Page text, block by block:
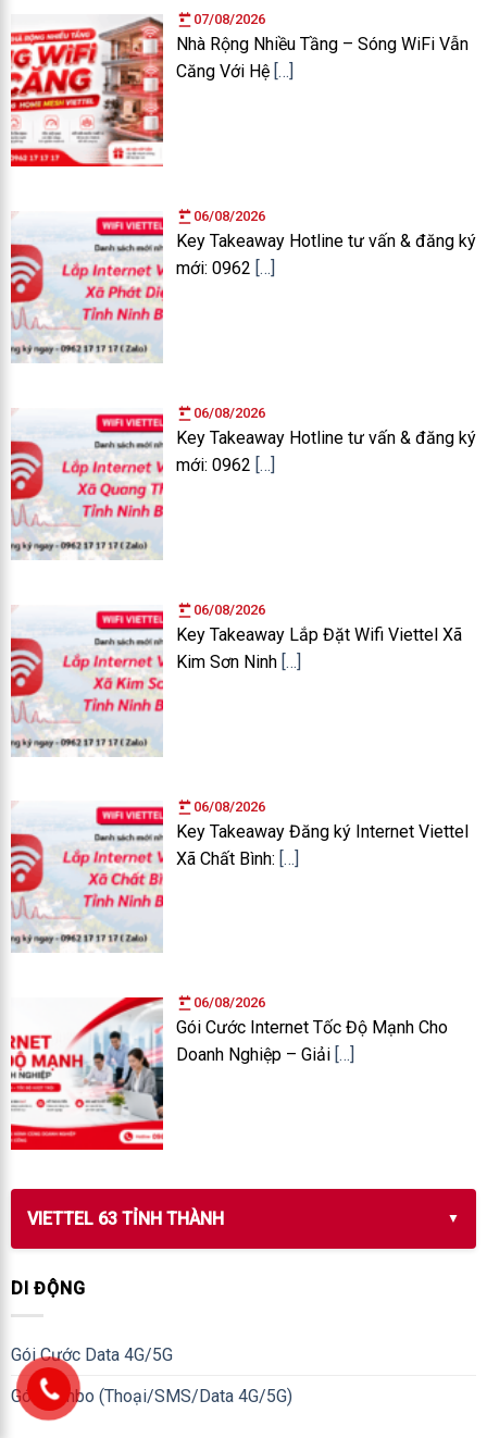
07/08/2026
Nhà Rộng Nhiều Tầng – Sóng WiFi Vẫn
Căng Với Hệ […]
06/08/2026
Key Takeaway Hotline tư vấn & đăng ký
mới: 0962 […]
06/08/2026
Key Takeaway Hotline tư vấn & đăng ký
mới: 0962 […]
06/08/2026
Key Takeaway Lắp Đặt Wifi Viettel Xã
Kim Sơn Ninh […]
06/08/2026
Key Takeaway Đăng ký Internet Viettel
Xã Chất Bình: […]
06/08/2026
Gói Cước Internet Tốc Độ Mạnh Cho
Doanh Nghiệp – Giải […]
VIETTEL 63 TỈNH THÀNH
DI ĐỘNG
Gói Cước Data 4G/5G
Gói Combo (Thoại/SMS/Data 4G/5G)